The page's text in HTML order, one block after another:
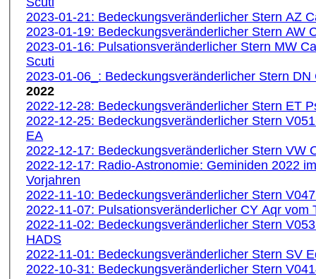
2023-01-21: Bedeckungsveränderlicher Stern AZ
2023-01-19: Bedeckungsveränderlicher Stern AW
2023-01-16: Pulsationsveränderlicher Stern MW
Scuti
2023-01-06_: Bedeckungsveränderlicher Stern DN
2022
2022-12-28: Bedeckungsveränderlicher Stern ET
2022-12-25: Bedeckungsveränderlicher Stern
EA
2022-12-17: Bedeckungsveränderlicher Stern VW
2022-12-17: Radio-Astronomie: Geminiden 2022
Vorjahren
2022-11-10: Bedeckungsveränderlicher Stern
2022-11-07: Pulsationsveränderlicher CY Aqr vom
2022-11-02: Bedeckungsveränderlicher Stern
HADS
2022-11-01: Bedeckungsveränderlicher Stern SV
2022-10-31: Bedeckungsveränderlicher Stern